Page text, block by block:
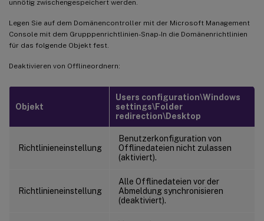
unnötig zwischengespeichert werden.
Legen Sie auf dem Domänencontroller mit der Microsoft Management
Console mit dem Grupppenrichtlinien-Snap-In die Domänenrichtlinien
für das folgende Objekt fest.
Deaktivieren von Offlineordnern:
Objekt
Users configuration\Windows
settings\Folder
redirection\Desktop
Richtlinieneinstellung
Benutzerkonfiguration von
Offlinedateien nicht zulassen
(aktiviert).
Richtlinieneinstellung
Alle Offlinedateien vor der
Abmeldung synchronisieren
(deaktiviert).